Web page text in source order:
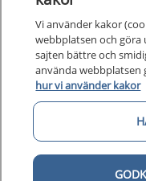
Kunskapsstöd
Vi använder kakor
webbplatsen och göra
sajten bättre och
använda
hur vi använder kakor